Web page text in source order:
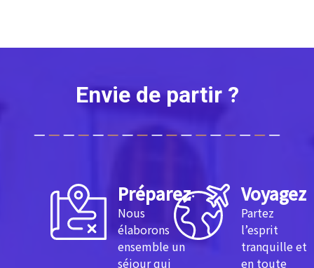
Envie de partir ?
Préparez
Nous
élaborons
ensemble un
séjour qui
Voyagez
Partez
l’esprit
tranquille et
en toute